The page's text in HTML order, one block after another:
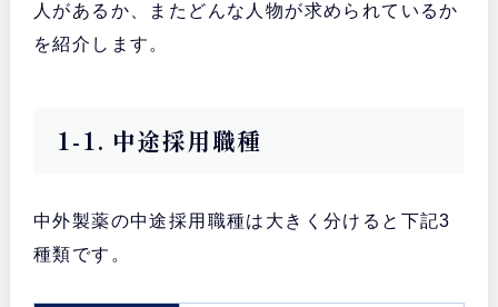
人があるか、またどんな人物が求められているか
を紹介します。
1-1. 中途採用職種
中外製薬の中途採用職種は大きく分けると下記3
種類です。